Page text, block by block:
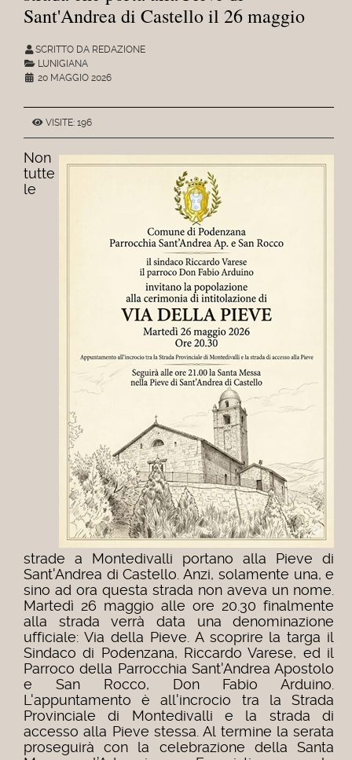
Sant'Andrea di Castello il 26 maggio
SCRITTO DA REDAZIONE
LUNIGIANA
20 MAGGIO 2026
VISITE: 196
Non
tutte
le
strade a Montedivalli portano alla Pieve di
Sant'Andrea di Castello. Anzi, solamente una, e
sino ad ora questa strada non aveva un nome.
Martedì 26 maggio alle ore 20.30 finalmente
alla strada verrà data una denominazione
ufficiale: Via della Pieve. A scoprire la targa il
Sindaco di Podenzana, Riccardo Varese, ed il
Parroco della Parrocchia Sant'Andrea Apostolo
e San Rocco, Don Fabio Arduino.
L'appuntamento è all'incrocio tra la Strada
Provinciale di Montedivalli e la strada di
accesso alla Pieve stessa. Al termine la serata
proseguirà con la celebrazione della Santa